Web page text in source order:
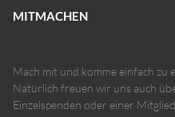
MITMACHEN
Mach mit und komme einfach zu
Natürlich freuen wir uns auch
Einzelspenden oder einer